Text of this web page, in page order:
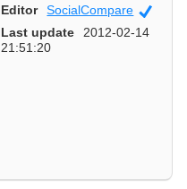
Editor SocialCompare
Last update
2012-02-14
21:51:20